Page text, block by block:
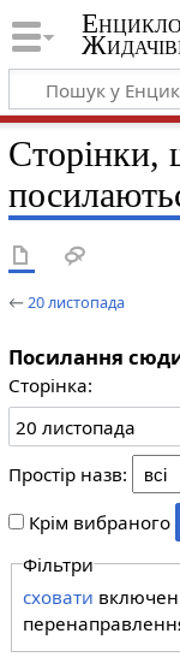
Сторінки,
←20 листопада
Посилання
Сторінка:
Простір назв:
Крім вибраного
Фільтри
сховати